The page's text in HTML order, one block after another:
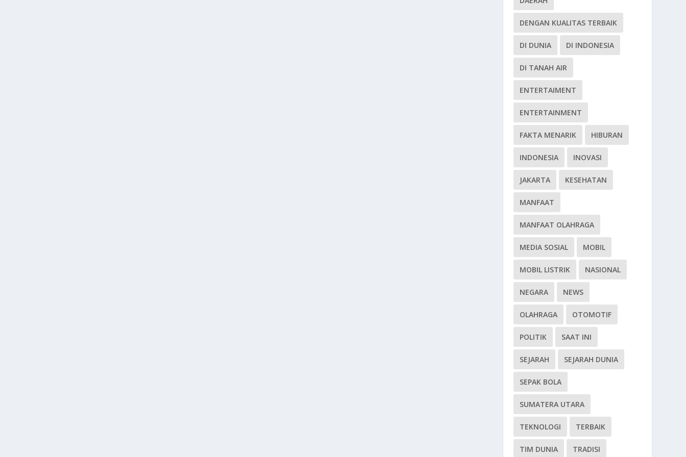
DENGAN KUALITAS TERBAIK
DI DUNIA DI INDONESIA
DI TANAH AIR
ENTERTAIMENT
ENTERTAINMENT
FAKTA MENARIK HIBURAN
INDONESIA INOVASI
JAKARTA KESEHATAN
MANFAAT
MANFAAT OLAHRAGA
MEDIA SOSIAL MOBIL
MOBIL LISTRIK NASIONAL
NEGARA NEWS
OLAHRAGA OTOMOTIF
POLITIK SAAT INI
SEJARAH SEJARAH DUNIA
SEPAK BOLA
SUMATERA UTARA
TEKNOLOGI TERBAIK
TIM DUNIA TRADISI